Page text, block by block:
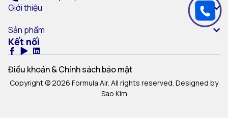
Giới thiệu
Sản phẩm
Kết nối
Copyright © 2026 Formula Air. All rights reserved. Designed by
Sao Kim
Điều khoản & Chính sách bảo mật